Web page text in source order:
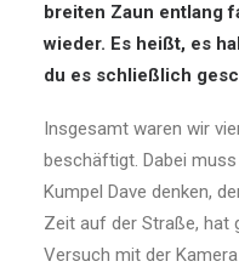
breiten Zaun entlang
wieder. Es heißt, es
du es schließlich
Insgesamt waren wir
beschäftigt. Dabei
Kumpel Dave denken,
Zeit auf der Straße, hat
Versuch mit der